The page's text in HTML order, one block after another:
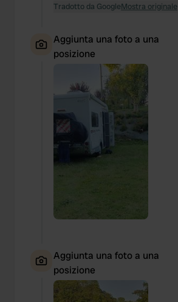
Tradotto da GoogleMostra originale
Aggiunta una foto a una
posizione
Aggiunta una foto a una
posizione